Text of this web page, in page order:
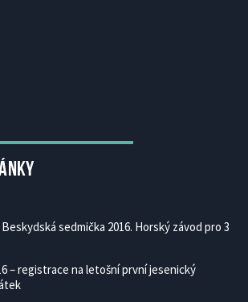
sedmička 2016. Horský závod pro 3
– registrace na letošní první jesenický